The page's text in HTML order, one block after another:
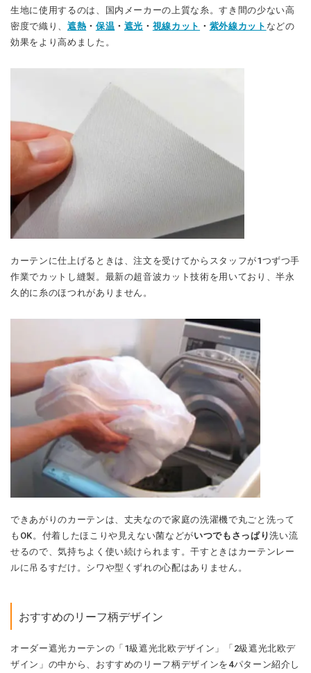
生地に使用するのは、国内メーカーの上質な糸。すき間の少ない高
密度で織り、 遮熱 ・ 保温 ・ 遮光 ・ 視線カット ・ 紫外線カット などの
効果をより高めました。
カーテンに仕上げるときは、注文を受けてからスタッフが1つずつ手
作業でカットし縫製。最新の超音波カット技術を用いており、半永
久的に糸のほつれがありません。
できあがりのカーテンは、丈夫なので家庭の洗濯機で丸ごと洗って
もOK。付着したほこりや見えない菌などがいつでもさっぱり洗い流
せるので、気持ちよく使い続けられます。干すときはカーテンレー
ルに吊るすだけ。シワや型くずれの心配はありません。
おすすめのリーフ柄デザイン
オーダー遮光カーテンの「1級遮光北欧デザイン」「2級遮光北欧デ
ザイン」の中から、おすすめのリーフ柄デザインを4パターン紹介し